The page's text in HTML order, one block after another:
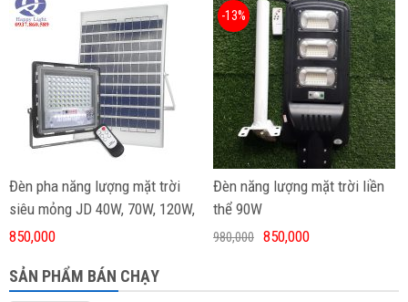
Đèn pha năng lượng mặt trời
siêu mỏng JD 40W, 70W, 120W,
200W, 300W
850,000
Đèn năng lượng mặt trời liền
thể 90W
-13%
980,000 850,000
SẢN PHẨM BÁN CHẠY